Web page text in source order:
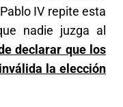
IV repite esta
nadie juzga al
declarar que los
la elección